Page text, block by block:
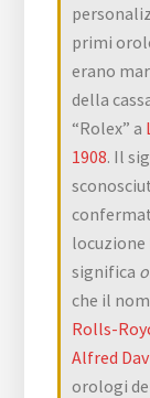
primi
erano
della
“Rolex” a
1908. Il
locuzione
significa
che il
Rolls-
Alfred
orologi